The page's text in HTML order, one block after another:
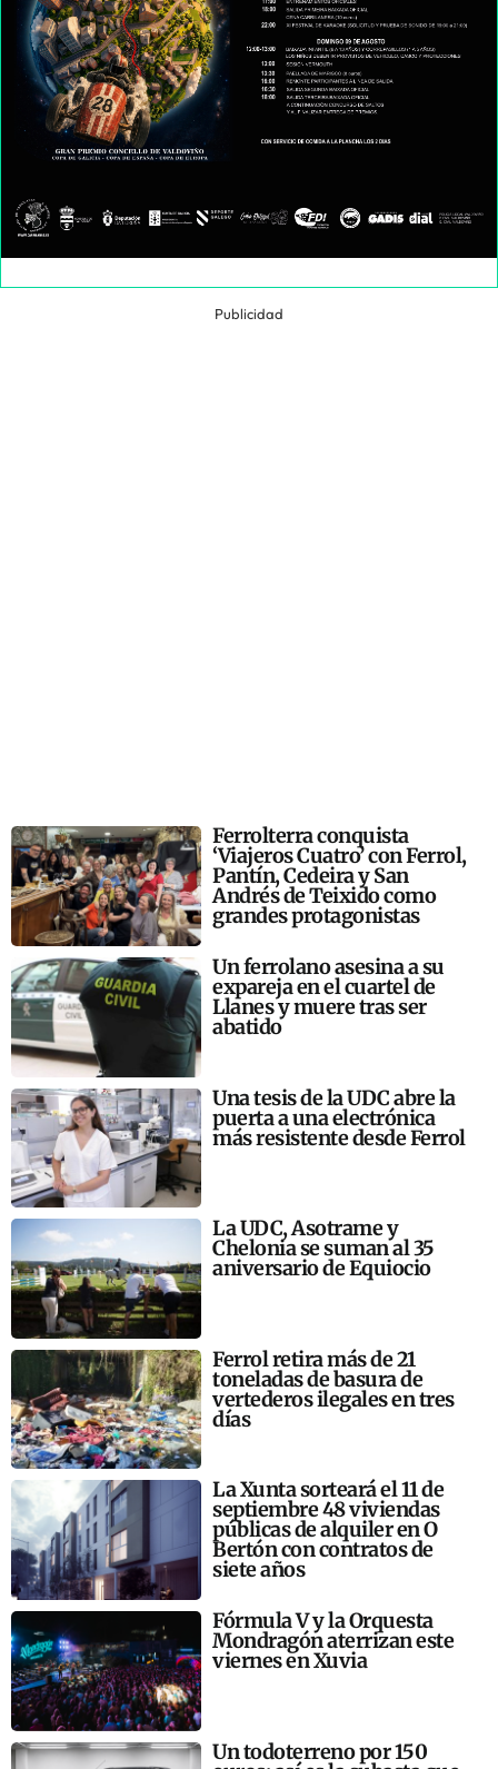
Publicidad
Ferrolterra conquista
‘Viajeros Cuatro’ con Ferrol,
Pantín, Cedeira y San
Andrés de Teixido como
grandes protagonistas
Un ferrolano asesina a su
expareja en el cuartel de
Llanes y muere tras ser
abatido
Una tesis de la UDC abre la
puerta a una electrónica
más resistente desde Ferrol
La UDC, Asotrame y
Chelonia se suman al 35
aniversario de Equiocio
Ferrol retira más de 21
toneladas de basura de
vertederos ilegales en tres
días
La Xunta sorteará el 11 de
septiembre 48 viviendas
públicas de alquiler en O
Bertón con contratos de
siete años
Fórmula V y la Orquesta
Mondragón aterrizan este
viernes en Xuvia
Un todoterreno por 150